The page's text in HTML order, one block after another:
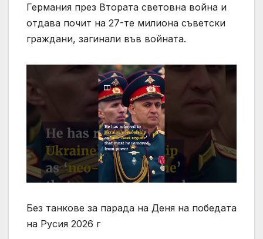
Германия през Втората световна война и
отдава почит на 27-те милиона съветски
граждани, загинали във войната.
Без танкове за парада на Деня на победата
на Русия 2026 г